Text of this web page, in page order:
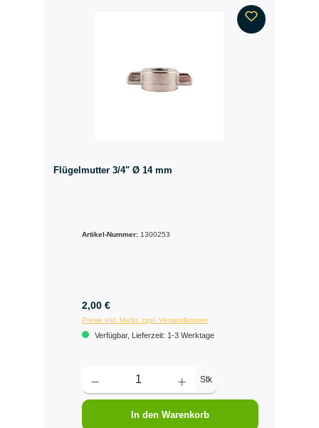
Flügelmutter 3/4" Ø 14 mm
Artikel-Nummer: 1300253
2,00 €
Preise inkl. MwSt. zzgl. Versandkosten
Verfügbar, Lieferzeit: 1-3 Werktage
Stk
In den Warenkorb